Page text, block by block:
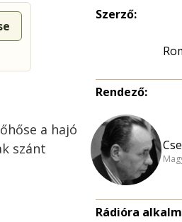
a hajó
szánt
Szerző:
Rendező:
Rádióra